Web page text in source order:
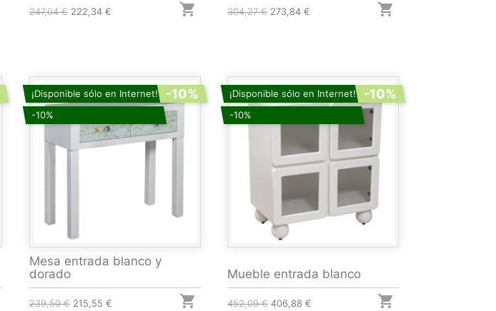
247,04 € 222,34 €  304,27 € 273,84 € 
¡Disponible sólo en Internet!
-10%
-10%
Mesa entrada blanco y
dorado
239,50 € 215,55 € 
¡Disponible sólo en Internet!
-10%
-10%
Mueble entrada blanco
452,09 € 406,88 € 